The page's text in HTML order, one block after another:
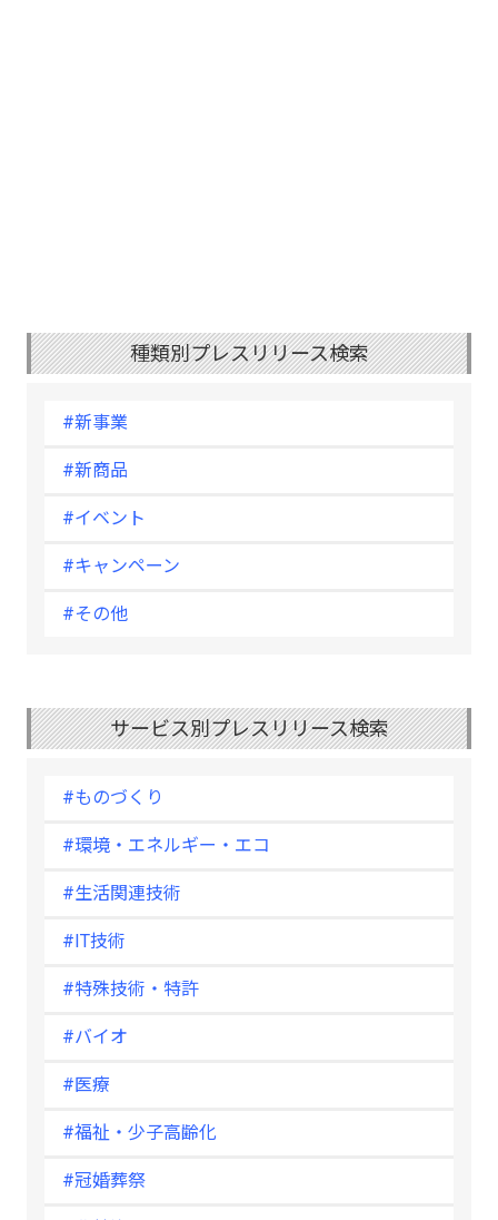
種類別プレスリリース検索
#新事業
#新商品
#イベント
#キャンペーン
#その他
サービス別プレスリリース検索
#ものづくり
#環境・エネルギー・エコ
#生活関連技術
#IT技術
#特殊技術・特許
#バイオ
#医療
#福祉・少子高齢化
#冠婚葬祭